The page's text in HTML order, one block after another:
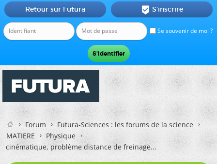
Se souvenir de moi ?
Retour sur Futura  S'inscrire
Forum
Futura-Sciences : les forums de la science
MATIERE
Physique
cinématique, problème distance de freinage...